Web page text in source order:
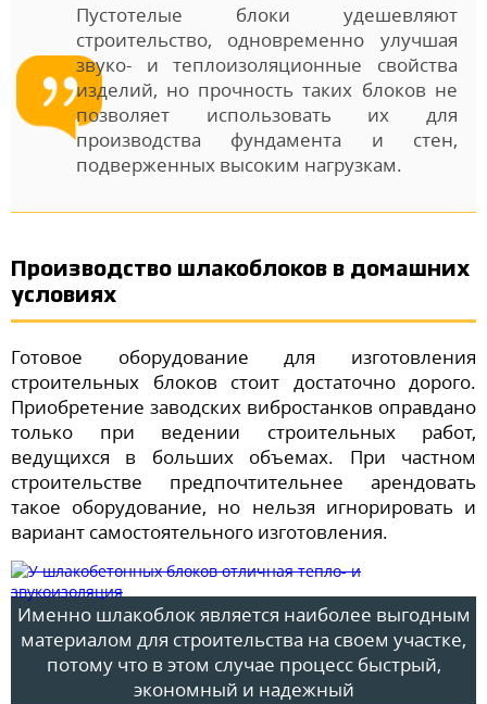
Пустотелые блоки удешевляют
строительство, одновременно улучшая
звуко- и теплоизоляционные свойства
изделий, но прочность таких блоков не
позволяет использовать их для
производства фундамента и стен,
подверженных высоким нагрузкам.
Производство шлакоблоков в домашних
условиях
Готовое оборудование для изготовления
строительных блоков стоит достаточно дорого.
Приобретение заводских вибростанков оправдано
только при ведении строительных работ,
ведущихся в больших объемах. При частном
строительстве предпочтительнее арендовать
такое оборудование, но нельзя игнорировать и
вариант самостоятельного изготовления.
Именно шлакоблок является наиболее выгодным
материалом для строительства на своем участке,
потому что в этом случае процесс быстрый,
экономный и надежный